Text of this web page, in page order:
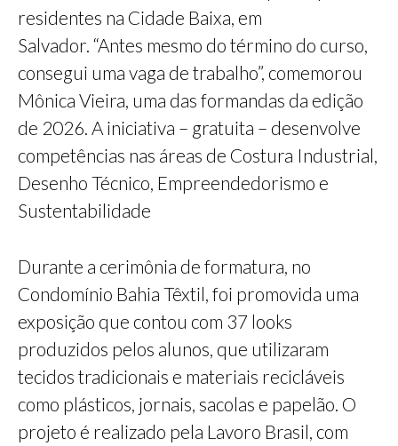
residentes na Cidade Baixa, em
Salvador. “Antes mesmo do término do curso,
consegui uma vaga de trabalho”, comemorou
Mônica Vieira, uma das formandas da edição
de 2026. A iniciativa – gratuita – desenvolve
competências nas áreas de Costura Industrial,
Desenho Técnico, Empreendedorismo e
Sustentabilidade
Durante a cerimônia de formatura, no
Condomínio Bahia Têxtil, foi promovida uma
exposição que contou com 37 looks
produzidos pelos alunos, que utilizaram
tecidos tradicionais e materiais recicláveis
como plásticos, jornais, sacolas e papelão. O
projeto é realizado pela Lavoro Brasil, com